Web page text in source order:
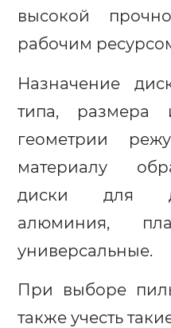
высокой
рабочим
Назначение
типа, размера
геометрии
материалу
диски для
алюминия,
универсальные.
При выборе
также учесть